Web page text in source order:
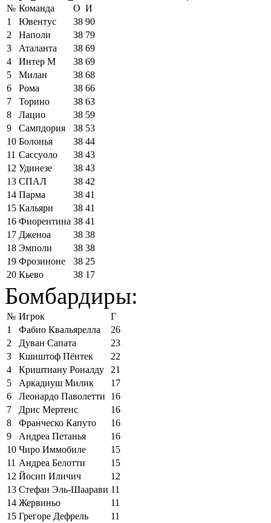
№ Команда О И
1
Ювентус 38 90
2
Наполи 38 79
3
Аталанта 38 69
4
Интер М 38 69
5
Милан 38 68
6
Рома 38 66
7
Торино 38 63
8
Лацио 38 59
9
Сампдория 38 53
10 Болонья 38 44
11 Сассуоло 38 43
12 Удинезе 38 43
13 СПАЛ 38 42
14 Парма 38 41
15 Кальяри 38 41
16 Фиорентина 38 41
17 Дженоа 38 38
18 Эмполи 38 38
19 Фрозиноне 38 25
20 Кьево 38 17
Бомбардиры:
№ Игрок
Г
1
Фабио Квальярелла
26
2
Дуван Сапата
23
3
Кшиштоф Пёнтек
22
4
Криштиану Роналду
21
5
Аркадиуш Милик
17
6
Леонардо Паволетти
16
7
Дрис Мертенс
16
8
Франческо Капуто
16
9
Андреа Петанья
16
10 Чиро Иммобиле
15
11 Андреа Белотти
15
12 Йосип Иличич
12
13 Стефан Эль-Шаарави 11
14 Жервиньо
11
15 Грегоре Дефрель 11